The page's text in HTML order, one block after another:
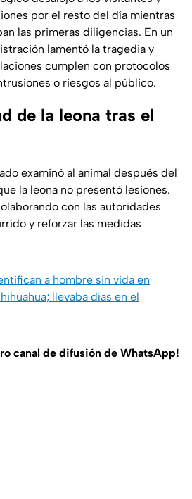
por el resto del día mientras
las primeras diligencias. En un
lamentó la tragedia y
cumplen con protocolos
o riesgos al público.
de la leona tras el
examinó al animal después del
la leona no presentó lesiones.
con las autoridades
y reforzar las medidas
a hombre sin vida en
llevaba días en el
canal de difusión de WhatsApp!